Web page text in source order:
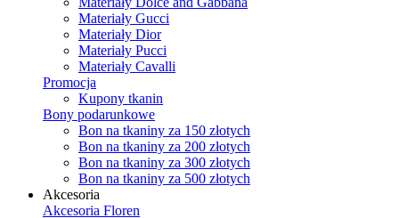
Materiały Gucci
Materiały Dior
Materiały Pucci
Materiały Cavalli
Promocja
Kupony tkanin
Bony podarunkowe
Bon na tkaniny za 150 złotych
Bon na tkaniny za 200 złotych
Bon na tkaniny za 300 złotych
Bon na tkaniny za 500 złotych
Akcesoria
Akcesoria Floren